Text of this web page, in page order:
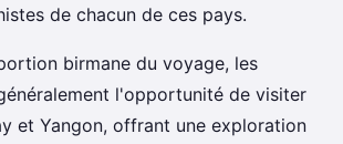
de chacun de ces pays.
birmane du voyage, les
l'opportunité de visiter
et Yangon, offrant une exploration